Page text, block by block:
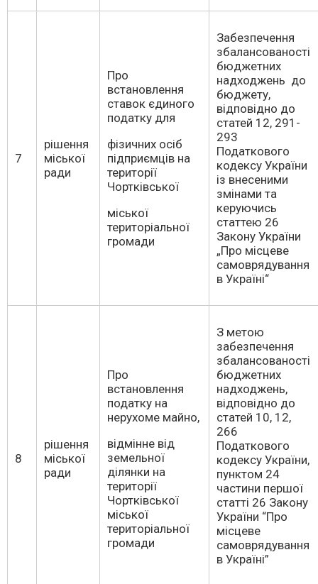
7
рішення
міської
ради
Про
встановлення
ставок єдиного
податку для
фізичних осіб
підприємців на
території
Чортківської
міської
територіальної
громади
Забезпечення
збалансованості
бюджетних
надходжень до
бюджету,
відповідно до
статей 12, 291-
293
Податкового
кодексу України
із внесеними
змінами та
керуючись
статтею 26
Закону України
„Про місцеве
самоврядування
в Україні“
8
рішення
міської
ради
Про
встановлення
податку на
нерухоме майно,
відмінне від
земельної
ділянки на
території
Чортківської
міської
територіальної
громади
З метою
забезпечення
збалансованості
бюджетних
надходжень,
відповідно до
статей 10, 12,
266
Податкового
кодексу України,
пунктом 24
частини першої
статті 26 Закону
України “Про
місцеве
самоврядування
в Україні”